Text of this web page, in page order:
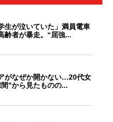
生が泣いていた」満員電車
齢者が暴走。“屈強...
がなぜか開かない…20代女
”から見たものの...